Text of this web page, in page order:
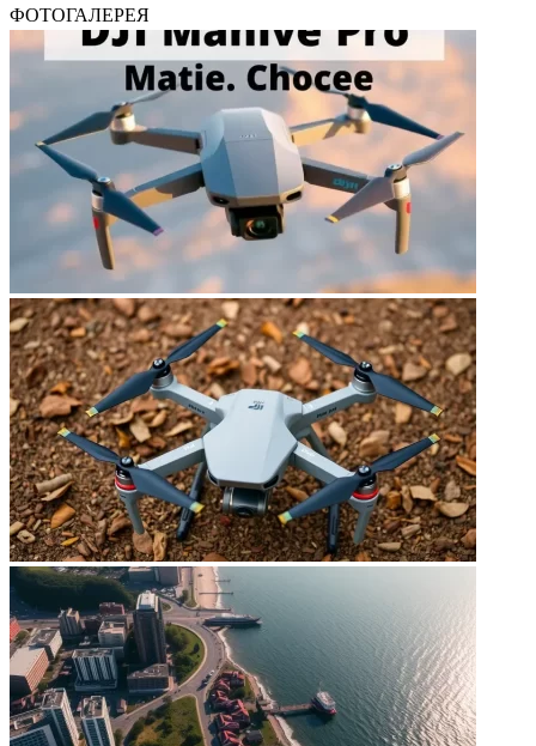
ФОТОГАЛЕРЕЯ